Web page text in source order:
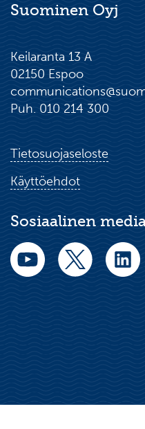
Suominen Oyj
Keilaranta 13 A
02150 Espoo
Puh. 010 214 300
Tietosuojaseloste
Käyttöehdot
Sosiaalinen